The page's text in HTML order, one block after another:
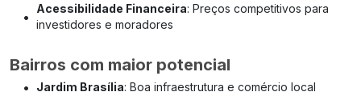
•
Acessibilidade Financeira: Preços competitivos para
investidores e moradores
Bairros com maior potencial
• Jardim Brasília: Boa infraestrutura e comércio local